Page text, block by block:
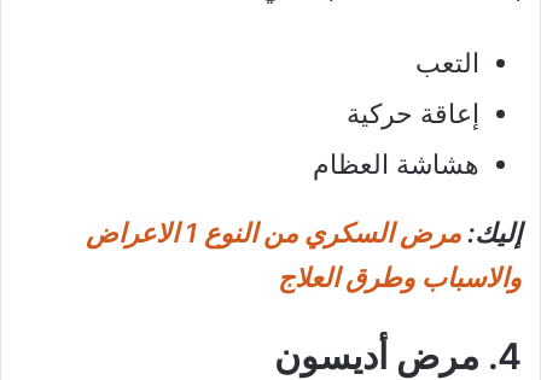
التعب
إعاقة حركية
هشاشة العظام
إليك:
مرض السكري من النوع 1 الاعراض
والاسباب وطرق العلاج
4. مرض أديسون